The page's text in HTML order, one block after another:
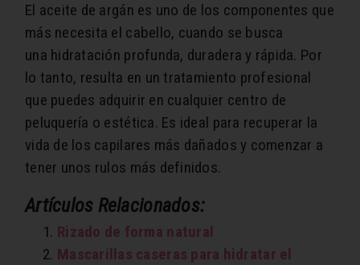
El aceite de argán es uno de los componentes que
más necesita el cabello, cuando se busca
una hidratación profunda, duradera y rápida. Por
lo tanto, resulta en un tratamiento profesional
que puedes adquirir en cualquier centro de
peluquería o estética. Es ideal para recuperar la
vida de los capilares más dañados y comenzar a
tener unos rulos más definidos.
Artículos Relacionados:
Rizado de forma natural
Mascarillas caseras para hidratar el